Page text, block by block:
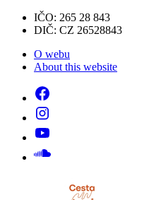
IČO: 265 28 843
DIČ: CZ 26528843
O webu
About this website